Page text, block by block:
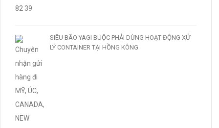
SIÊU BÃO YAGI BUỘC PHẢI DỪNG HOẠT ĐỘNG XỬ
LÝ CONTAINER TẠI HỒNG KÔNG